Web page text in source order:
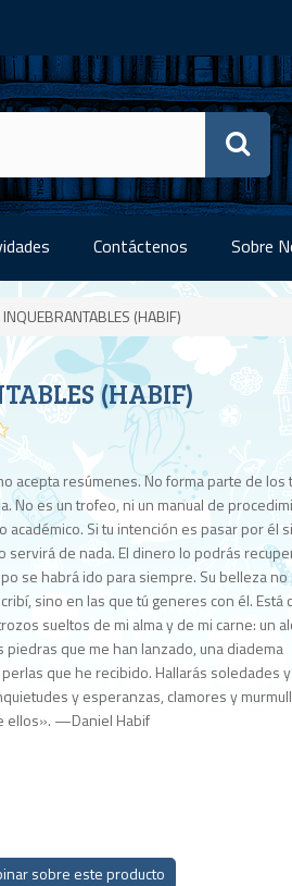
Contáctenos Sobre
INQUEBRANTABLES (HABIF)
(HABIF)
acepta resúmenes. No forma parte de los
No es un trofeo, ni un manual de
académico. Si tu intención es pasar por él
servirá de nada. El dinero lo podrás
se habrá ido para siempre. Su belleza no
sino en las que tú generes con él. Está
sueltos de mi alma y de mi carne: un
piedras que me han lanzado, una diadema
que he recibido. Hallarás soledades
y esperanzas, clamores y
ellos». —Daniel Habif
sobre este producto